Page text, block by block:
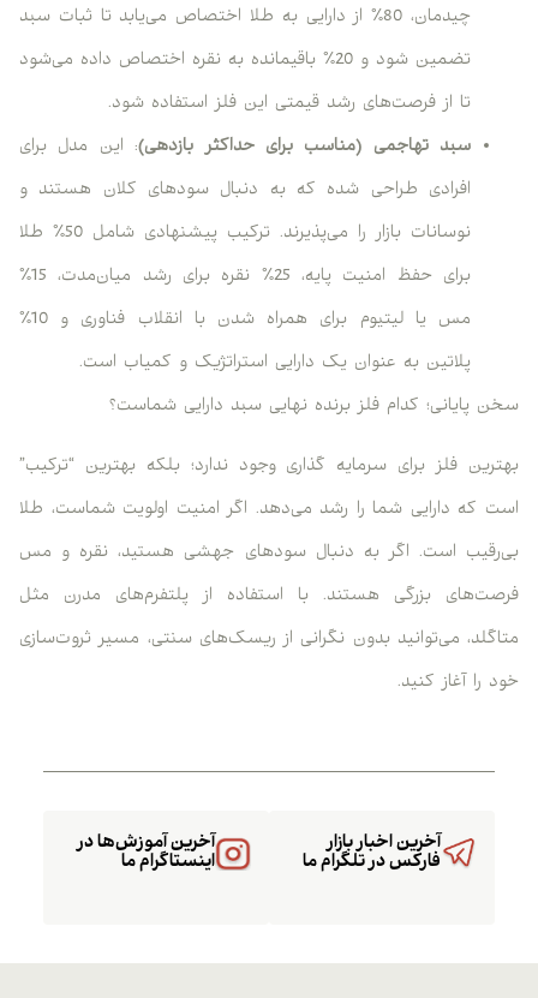
چیدمان، 80% از دارایی به طلا اختصاص می‌یابد تا ثبات سبد
تضمین شود و 20% باقیمانده به نقره اختصاص داده می‌شود
تا از فرصت‌های رشد قیمتی این فلز استفاده شود.
سبد تهاجمی (مناسب برای حداکثر بازدهی): این مدل برای
افرادی طراحی شده که به دنبال سودهای کلان هستند و
نوسانات بازار را می‌پذیرند. ترکیب پیشنهادی شامل 50% طلا
برای حفظ امنیت پایه، 25% نقره برای رشد میان‌مدت، 15%
مس یا لیتیوم برای همراه شدن با انقلاب فناوری و 10%
پلاتین به عنوان یک دارایی استراتژیک و کمیاب است.
سخن پایانی؛ کدام فلز برنده نهایی سبد دارایی شماست؟
بهترین فلز برای سرمایه گذاری وجود ندارد؛ بلکه بهترین “ترکیب”
است که دارایی شما را رشد می‌دهد. اگر امنیت اولویت شماست، طلا
بی‌رقیب است. اگر به دنبال سودهای جهشی هستید، نقره و مس
فرصت‌های بزرگی هستند. با استفاده از پلتفرم‌های مدرن مثل
متاگلد، می‌توانید بدون نگرانی از ریسک‌های سنتی، مسیر ثروت‌سازی
خود را آغاز کنید.
آخرین آموزش‌ها در
اینستاگرام ما
آخرین اخبار بازار
فارکس در تلگرام ما